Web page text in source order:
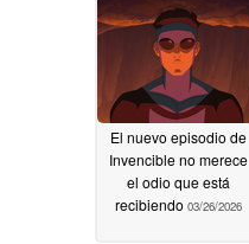
El nuevo episodio de
Invencible no merece
el odio que está
recibiendo 03/26/2026